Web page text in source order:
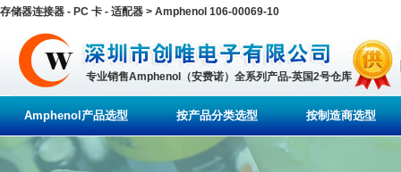
存储器连接器 - PC 卡 - 适配器 > Amphenol 106-00069-10
专业销售Amphenol（安费诺）全系列产品-英国2号仓库
Amphenol产品选型 按产品分类选型 按制造商选型